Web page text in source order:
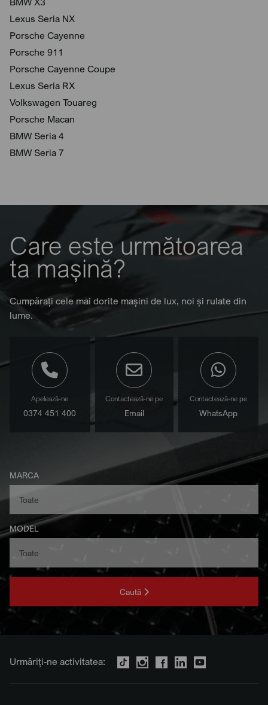
Lexus Seria NX
Porsche Cayenne
Porsche 911
Porsche Cayenne Coupe
Lexus Seria RX
Volkswagen Touareg
Porsche Macan
BMW Seria 4
BMW Seria 7
Care este următoarea
ta mașină?
Cumpărați cele mai dorite mașini de lux, noi și rulate din
lume.
Apelează-ne
0374 451 400
Contactează-ne pe
Email
Contactează-ne pe
WhatsApp
MARCA
MODEL
Caută
Urmăriți-ne activitatea: